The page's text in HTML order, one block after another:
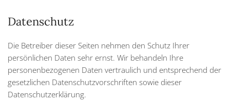
Datenschutz
Die Betreiber dieser Seiten nehmen den Schutz Ihrer
persönlichen Daten sehr ernst. Wir behandeln Ihre
personenbezogenen Daten vertraulich und entsprechend der
gesetzlichen Datenschutzvorschriften sowie dieser
Datenschutzerklärung.